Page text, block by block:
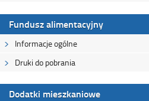
Fundusz alimentacyjny
Informacje ogólne
Druki do pobrania
Dodatki mieszkaniowe